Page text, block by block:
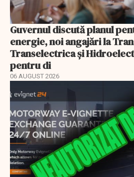
Guvernul discută planul
energie, noi angajări la
Transelectrica și
pentru di
06 AUGUST 2026